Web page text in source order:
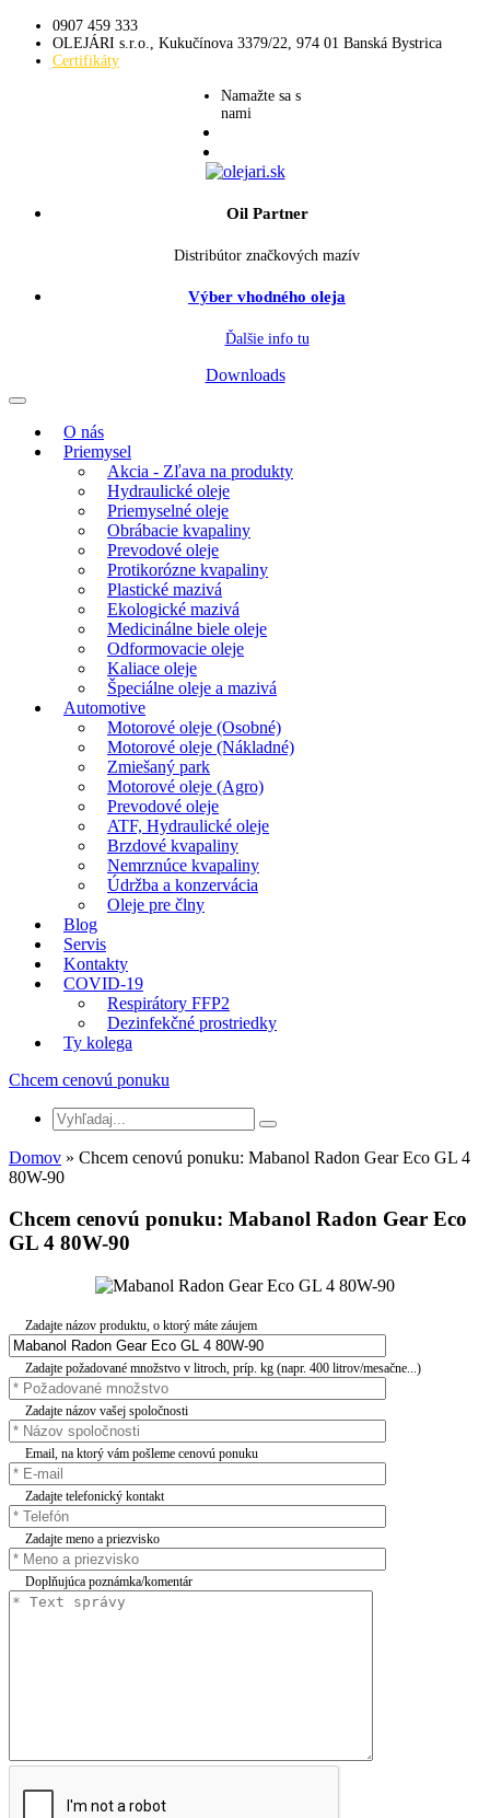
0907 459 333
OLEJÁRI s.r.o., Kukučínova 3379/22, 974 01 Banská Bystrica
Certifikáty
Namažte sa s
nami
Oil Partner
Distribútor značkových mazív
Výber vhodného oleja
Ďalšie info tu
Downloads
O nás
Priemysel
Akcia - Zľava na produkty
Hydraulické oleje
Priemyselné oleje
Obrábacie kvapaliny
Prevodové oleje
Protikorózne kvapaliny
Plastické mazivá
Ekologické mazivá
Medicinálne biele oleje
Odformovacie oleje
Kaliace oleje
Špeciálne oleje a mazivá
Automotive
Motorové oleje (Osobné)
Motorové oleje (Nákladné)
Zmiešaný park
Motorové oleje (Agro)
Prevodové oleje
ATF, Hydraulické oleje
Brzdové kvapaliny
Nemrznúce kvapaliny
Údržba a konzervácia
Oleje pre člny
Blog
Servis
Kontakty
COVID-19
Respirátory FFP2
Dezinfekčné prostriedky
Ty kolega
Chcem cenovú ponuku
Domov » Chcem cenovú ponuku: Mabanol Radon Gear Eco GL 4
80W-90
Chcem cenovú ponuku: Mabanol Radon Gear Eco
GL 4 80W-90
Zadajte názov produktu, o ktorý máte záujem
Zadajte požadované množstvo v litroch, príp. kg (napr. 400 litrov/mesačne...)
Zadajte názov vašej spoločnosti
Email, na ktorý vám pošleme cenovú ponuku
Zadajte telefonický kontakt
Zadajte meno a priezvisko
Doplňujúca poznámka/komentár